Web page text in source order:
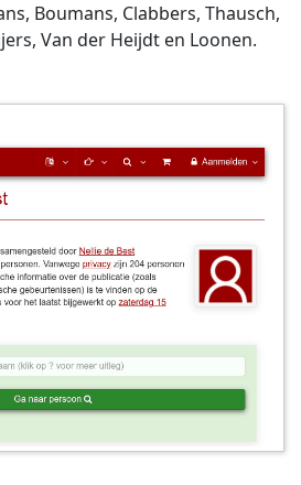
Boumans, Clabbers, Thausch,
Van der Heijdt en Loonen.